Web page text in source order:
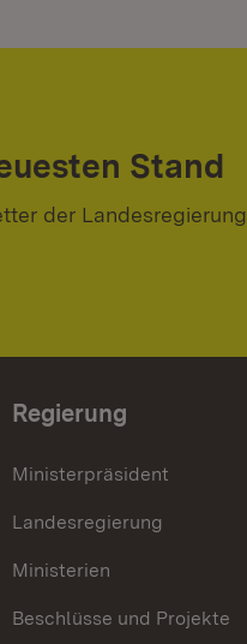
Stand
der Landesregierung.
Regierung
Ministerpräsident
Landesregierung
Ministerien
Beschlüsse und Projekte